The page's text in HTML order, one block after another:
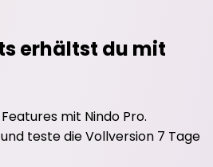
erhältst du mit
mit Nindo Pro.
teste die Vollversion 7 Tage